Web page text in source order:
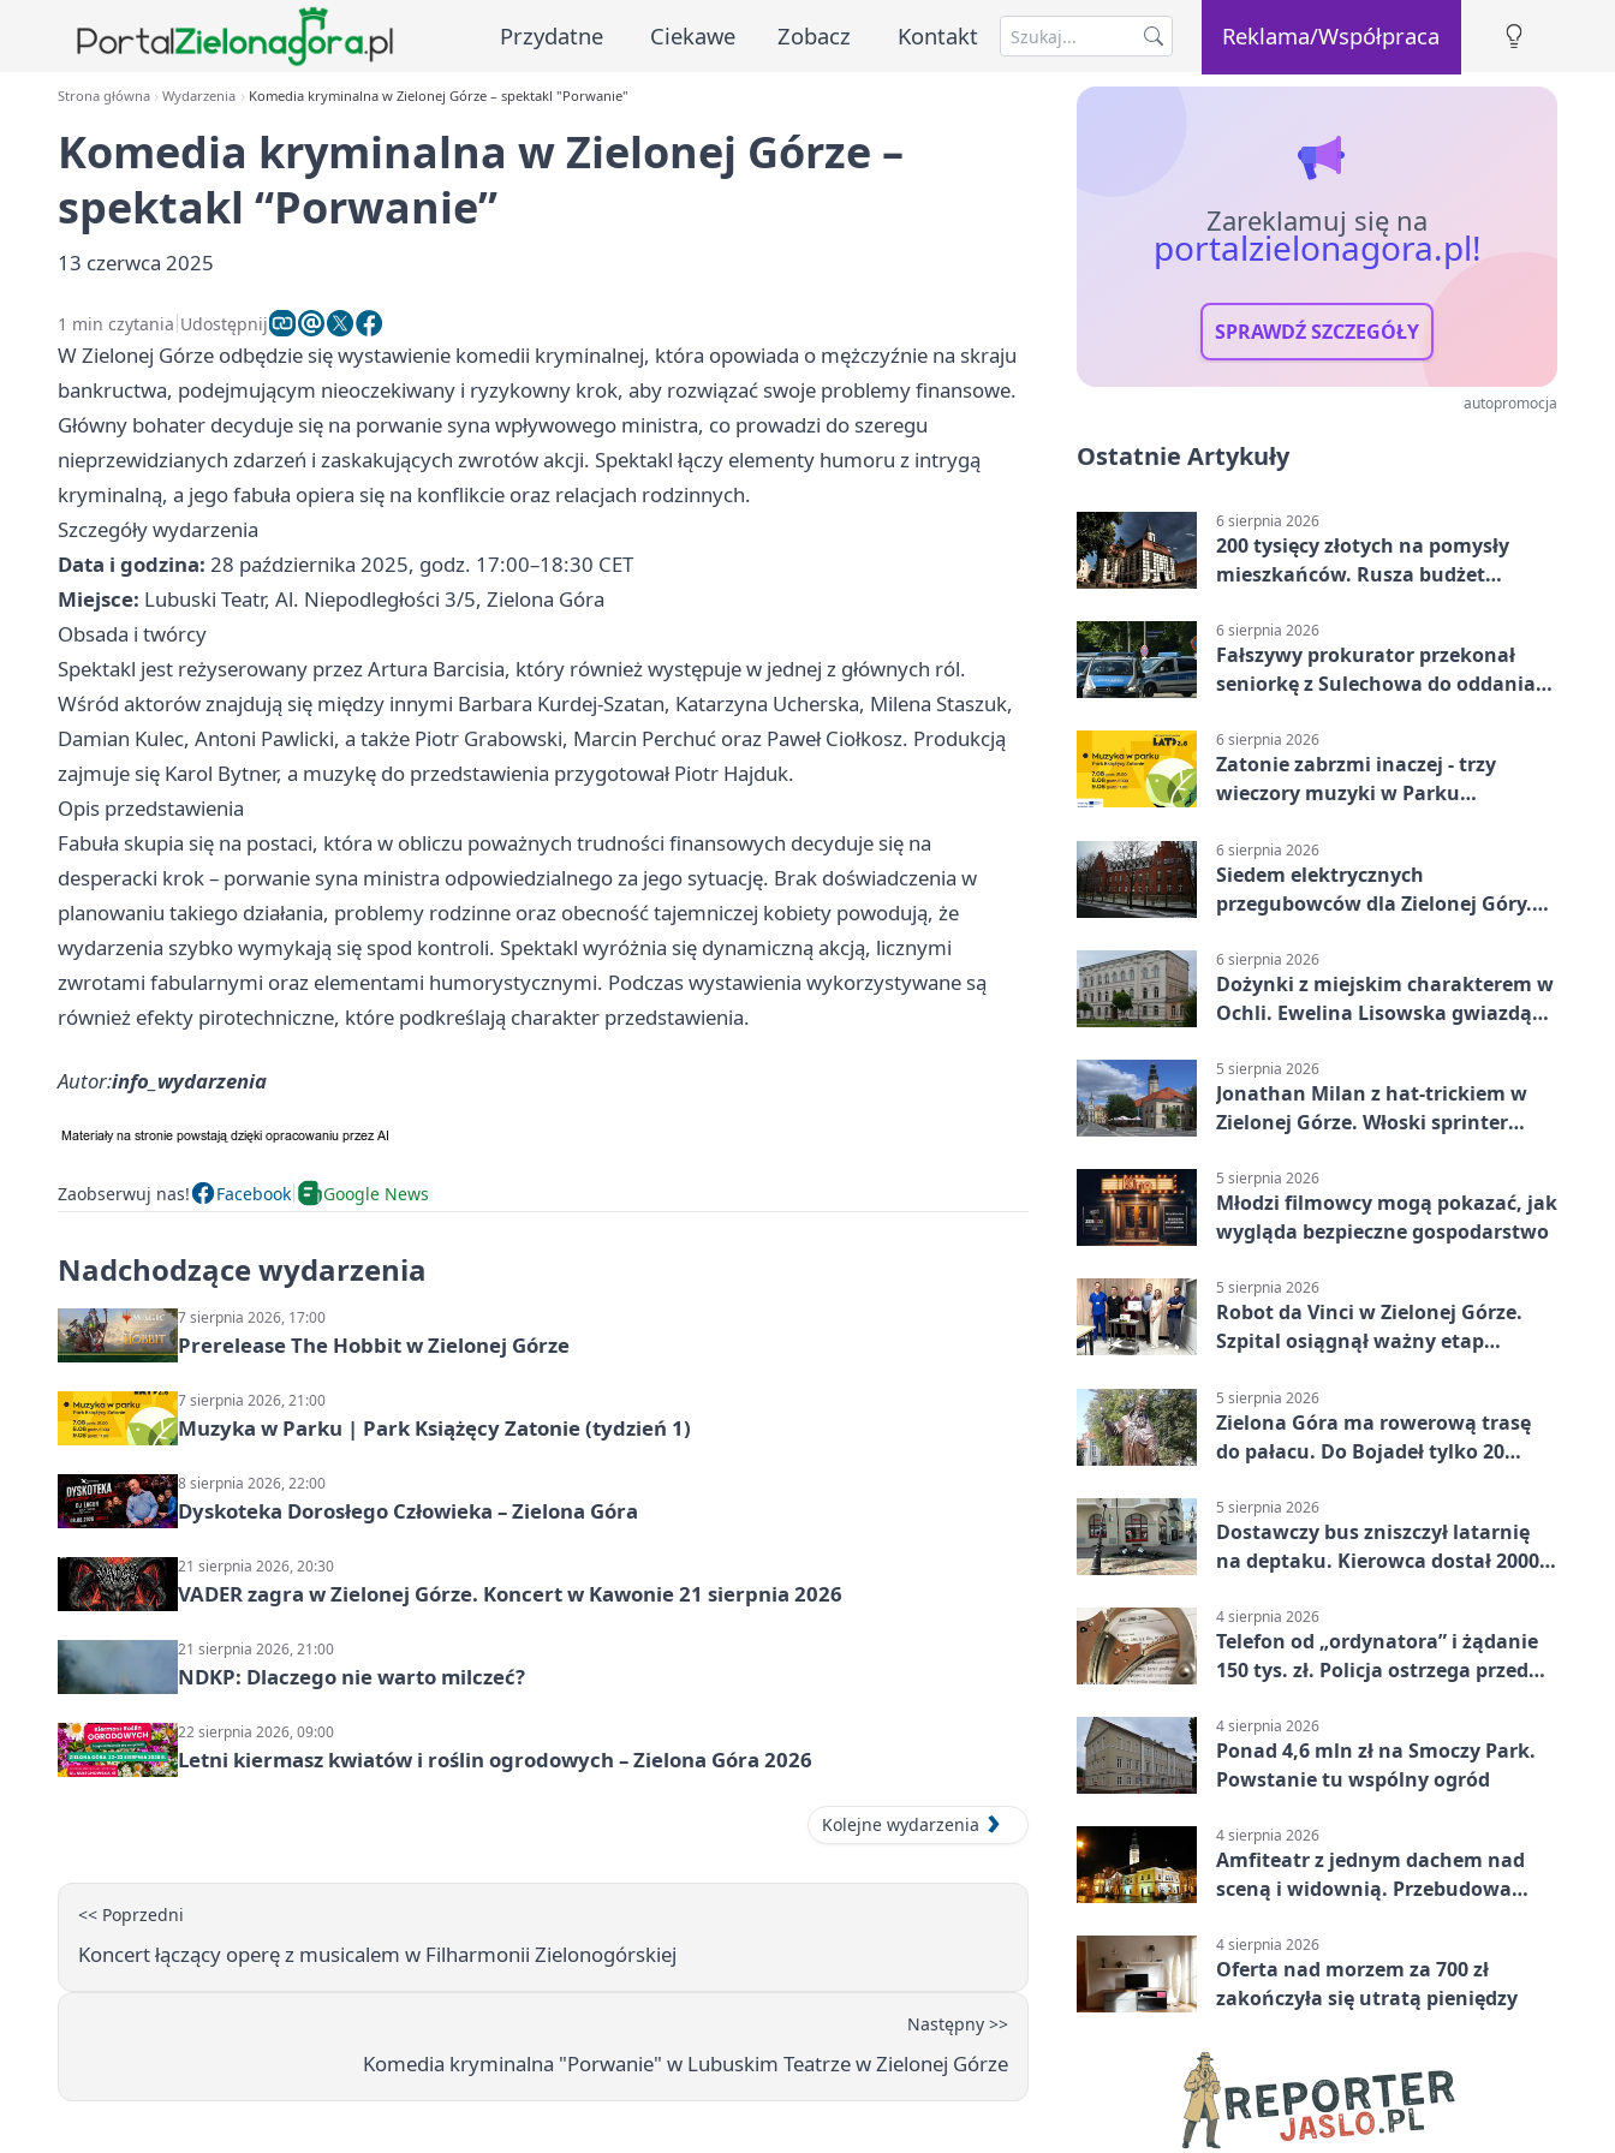
Przydatne Ciekawe Zobacz Kontakt Reklama/Współpraca
Strona główna Wydarzenia Komedia kryminalna w Zielonej Górze – spektakl "Porwanie"
Komedia kryminalna w Zielonej Górze –
spektakl “Porwanie”
13 czerwca 2025
1 min czytania Udostępnij
W Zielonej Górze odbędzie się wystawienie komedii kryminalnej, która opowiada o mężczyźnie na skraju
bankructwa, podejmującym nieoczekiwany i ryzykowny krok, aby rozwiązać swoje problemy finansowe.
Główny bohater decyduje się na porwanie syna wpływowego ministra, co prowadzi do szeregu
nieprzewidzianych zdarzeń i zaskakujących zwrotów akcji. Spektakl łączy elementy humoru z intrygą
kryminalną, a jego fabuła opiera się na konflikcie oraz relacjach rodzinnych.
Szczegóły wydarzenia
Data i godzina: 28 października 2025, godz. 17:00–18:30 CET
Miejsce: Lubuski Teatr, Al. Niepodległości 3/5, Zielona Góra
Obsada i twórcy
Spektakl jest reżyserowany przez Artura Barcisia, który również występuje w jednej z głównych ról.
Wśród aktorów znajdują się między innymi Barbara Kurdej-Szatan, Katarzyna Ucherska, Milena Staszuk,
Damian Kulec, Antoni Pawlicki, a także Piotr Grabowski, Marcin Perchuć oraz Paweł Ciołkosz. Produkcją
zajmuje się Karol Bytner, a muzykę do przedstawienia przygotował Piotr Hajduk.
Opis przedstawienia
Fabuła skupia się na postaci, która w obliczu poważnych trudności finansowych decyduje się na
desperacki krok – porwanie syna ministra odpowiedzialnego za jego sytuację. Brak doświadczenia w
planowaniu takiego działania, problemy rodzinne oraz obecność tajemniczej kobiety powodują, że
wydarzenia szybko wymykają się spod kontroli. Spektakl wyróżnia się dynamiczną akcją, licznymi
zwrotami fabularnymi oraz elementami humorystycznymi. Podczas wystawienia wykorzystywane są
również efekty pirotechniczne, które podkreślają charakter przedstawienia.
Autor:info_wydarzenia
Zaobserwuj nas! Facebook Google News
Nadchodzące wydarzenia
7 sierpnia 2026, 17:00
Prerelease The Hobbit w Zielonej Górze
7 sierpnia 2026, 21:00
Muzyka w Parku | Park Książęcy Zatonie (tydzień 1)
8 sierpnia 2026, 22:00
Dyskoteka Dorosłego Człowieka – Zielona Góra
21 sierpnia 2026, 20:30
VADER zagra w Zielonej Górze. Koncert w Kawonie 21 sierpnia 2026
21 sierpnia 2026, 21:00
NDKP: Dlaczego nie warto milczeć?
22 sierpnia 2026, 09:00
Letni kiermasz kwiatów i roślin ogrodowych – Zielona Góra 2026
Kolejne wydarzenia
<< Poprzedni
Koncert łączący operę z musicalem w Filharmonii Zielonogórskiej
Następny >>
Komedia kryminalna "Porwanie" w Lubuskim Teatrze w Zielonej Górze
Zareklamuj się na
portalzielonagora.pl!
SPRAWDŹ SZCZEGÓŁY
autopromocja
Ostatnie Artykuły
6 sierpnia 2026
200 tysięcy złotych na pomysły
mieszkańców. Rusza budżet
6 sierpnia 2026
Fałszywy prokurator przekonał
seniorkę z Sulechowa do oddania
6 sierpnia 2026
Zatonie zabrzmi inaczej - trzy
wieczory muzyki w Parku
6 sierpnia 2026
Siedem elektrycznych
przegubowców dla Zielonej Góry.
6 sierpnia 2026
Dożynki z miejskim charakterem w
Ochli. Ewelina Lisowska gwiazdą
5 sierpnia 2026
Jonathan Milan z hat-trickiem w
Zielonej Górze. Włoski sprinter
5 sierpnia 2026
Młodzi filmowcy mogą pokazać, jak
wygląda bezpieczne gospodarstwo
5 sierpnia 2026
Robot da Vinci w Zielonej Górze.
Szpital osiągnął ważny etap
5 sierpnia 2026
Zielona Góra ma rowerową trasę
do pałacu. Do Bojadeł tylko 20
5 sierpnia 2026
Dostawczy bus zniszczył latarnię
na deptaku. Kierowca dostał 2000
4 sierpnia 2026
Telefon od „ordynatora” i żądanie
150 tys. zł. Policja ostrzega przed
4 sierpnia 2026
Ponad 4,6 mln zł na Smoczy Park.
Powstanie tu wspólny ogród
4 sierpnia 2026
Amfiteatr z jednym dachem nad
sceną i widownią. Przebudowa
4 sierpnia 2026
Oferta nad morzem za 700 zł
zakończyła się utratą pieniędzy